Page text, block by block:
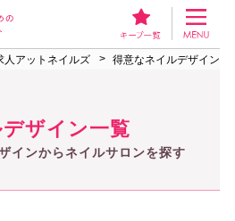
人アットネイルズ 得意なネイルデザイン
ザイン一覧
インからネイルサロンを探す